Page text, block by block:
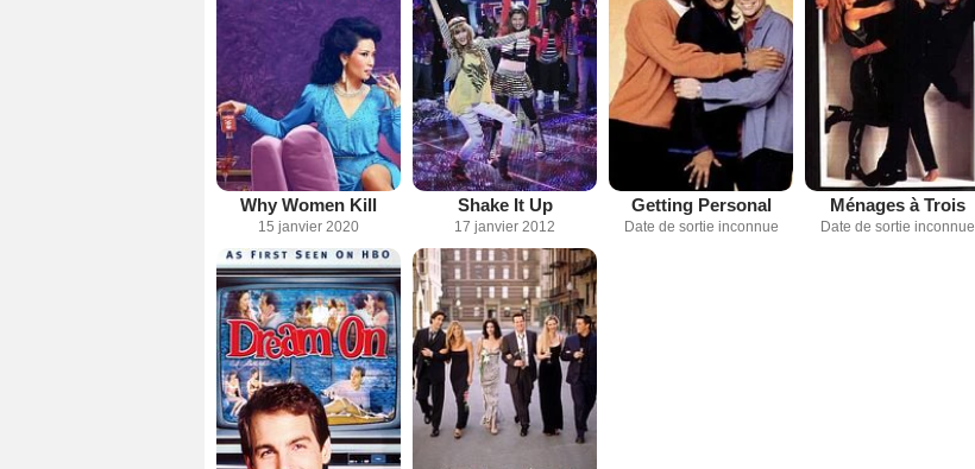
Why Women Kill
15 janvier 2020
Shake It Up
17 janvier 2012
Getting Personal
Date de sortie inconnue
Ménages à Trois
Date de sortie inconnue